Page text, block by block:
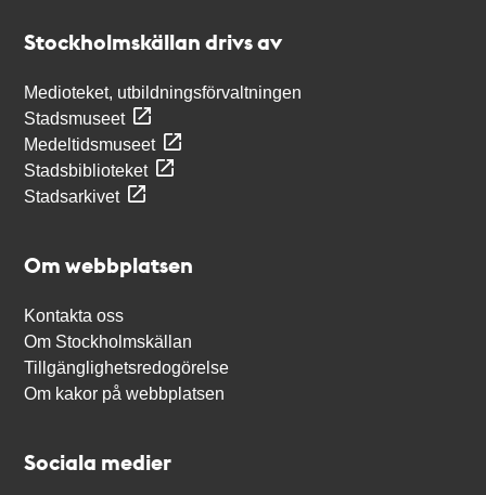
Stockholmskällan drivs av
Medioteket, utbildningsförvaltningen
Stadsmuseet
Medeltidsmuseet
Stadsbiblioteket
Stadsarkivet
Om webbplatsen
Kontakta oss
Om Stockholmskällan
Tillgänglighetsredogörelse
Om kakor på webbplatsen
Sociala medier